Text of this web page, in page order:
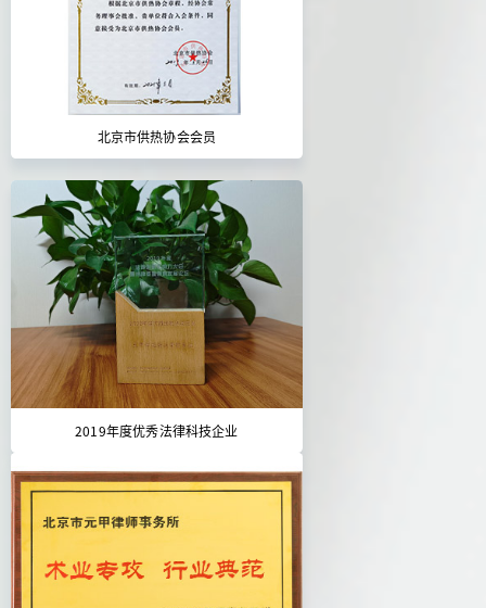
北京市供热协会会员
2019年度优秀法律科技企业